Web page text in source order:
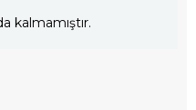
kalmamıştır.